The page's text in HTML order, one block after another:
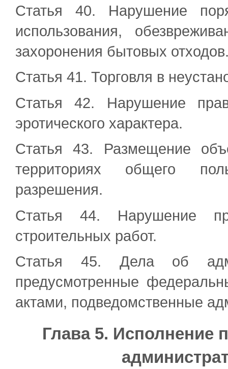
Статья 40. Нарушение
использования,
захоронения бытовых
Статья 41. Торговля в
Статья 42. Нарушение
эротического характера.
Статья 43. Размещение
территориях общего
разрешения.
Статья 44. Нарушение
строительных работ.
Статья 45. Дела об
предусмотренные
актами, подведомственные
Глава 5. Исполнение